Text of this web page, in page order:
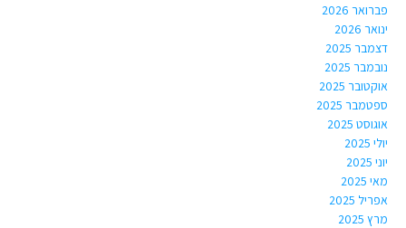
פברואר 2026
ינואר 2026
דצמבר 2025
נובמבר 2025
אוקטובר 2025
ספטמבר 2025
אוגוסט 2025
יולי 2025
יוני 2025
מאי 2025
אפריל 2025
מרץ 2025